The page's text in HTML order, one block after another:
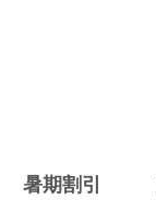
暑期割引